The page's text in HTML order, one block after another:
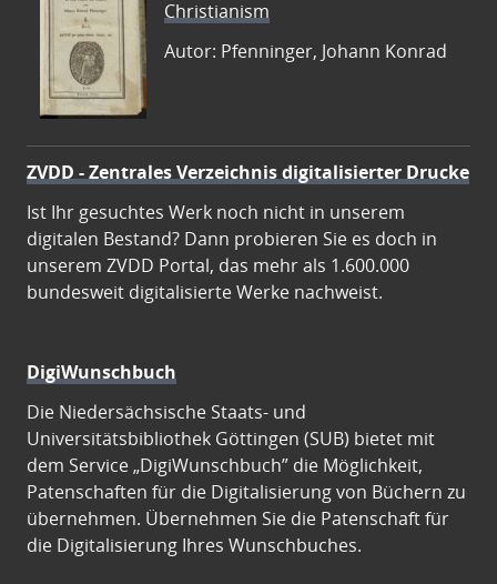
Christianism
Autor: Pfenninger, Johann Konrad
ZVDD - Zentrales Verzeichnis digitalisierter Drucke
Ist Ihr gesuchtes Werk noch nicht in unserem
digitalen Bestand? Dann probieren Sie es doch in
unserem ZVDD Portal, das mehr als 1.600.000
bundesweit digitalisierte Werke nachweist.
DigiWunschbuch
Die Niedersächsische Staats- und
Universitätsbibliothek Göttingen (SUB) bietet mit
dem Service „DigiWunschbuch” die Möglichkeit,
Patenschaften für die Digitalisierung von Büchern zu
übernehmen. Übernehmen Sie die Patenschaft für
die Digitalisierung Ihres Wunschbuches.